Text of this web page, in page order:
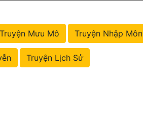
Truyện Mưu Mô Truyện Nhập Môn
Truyện Lịch Sử